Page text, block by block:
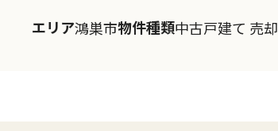
エリア鴻巣市物件種類中古戸建て 売却